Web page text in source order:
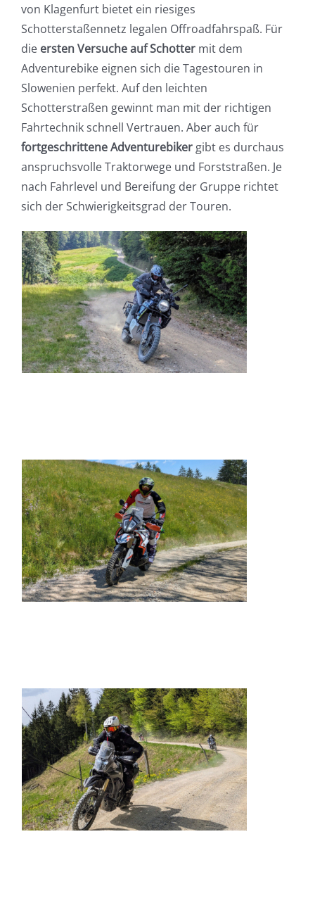
von Klagenfurt bietet ein riesiges
Schotterstaßennetz legalen Offroadfahrspaß. Für
die ersten Versuche auf Schotter mit dem
Adventurebike eignen sich die Tagestouren in
Slowenien perfekt. Auf den leichten
Schotterstraßen gewinnt man mit der richtigen
Fahrtechnik schnell Vertrauen. Aber auch für
fortgeschrittene Adventurebiker gibt es durchaus
anspruchsvolle Traktorwege und Forststraßen. Je
nach Fahrlevel und Bereifung der Gruppe richtet
sich der Schwierigkeitsgrad der Touren.